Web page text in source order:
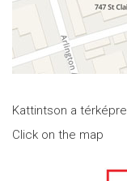
Kattintson a térképre
Click on the map